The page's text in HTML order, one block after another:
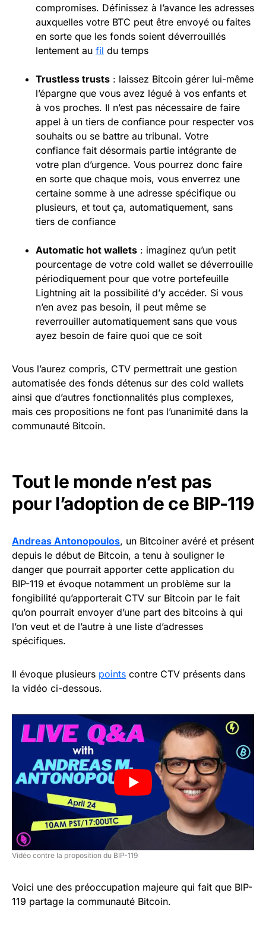
compromises. Définissez à l’avance les adresses
auxquelles votre BTC peut être envoyé ou faites
en sorte que les fonds soient déverrouillés
lentement au fil du temps
Trustless trusts : laissez Bitcoin gérer lui-même
l’épargne que vous avez légué à vos enfants et
à vos proches. Il n’est pas nécessaire de faire
appel à un tiers de confiance pour respecter vos
souhaits ou se battre au tribunal. Votre
confiance fait désormais partie intégrante de
votre plan d’urgence. Vous pourrez donc faire
en sorte que chaque mois, vous enverrez une
certaine somme à une adresse spécifique ou
plusieurs, et tout ça, automatiquement, sans
tiers de confiance
Automatic hot wallets : imaginez qu’un petit
pourcentage de votre cold wallet se déverrouille
périodiquement pour que votre portefeuille
Lightning ait la possibilité d’y accéder. Si vous
n’en avez pas besoin, il peut même se
reverrouiller automatiquement sans que vous
ayez besoin de faire quoi que ce soit
Vous l’aurez compris, CTV permettrait une gestion
automatisée des fonds détenus sur des cold wallets
ainsi que d’autres fonctionnalités plus complexes,
mais ces propositions ne font pas l’unanimité dans la
communauté Bitcoin.
Tout le monde n’est pas
pour l’adoption de ce BIP-119
Andreas Antonopoulos, un Bitcoiner avéré et présent
depuis le début de Bitcoin, a tenu à souligner le
danger que pourrait apporter cette application du
BIP-119 et évoque notamment un problème sur la
fongibilité qu’apporterait CTV sur Bitcoin par le fait
qu’on pourrait envoyer d’une part des bitcoins à qui
l’on veut et de l’autre à une liste d’adresses
spécifiques.
Il évoque plusieurs points contre CTV présents dans
la vidéo ci-dessous.
Vidéo contre la proposition du BIP-119
Voici une des préoccupation majeure qui fait que BIP-
119 partage la communauté Bitcoin.